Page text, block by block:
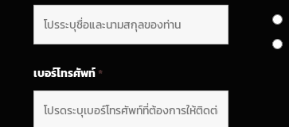
เบอร์โทรศัพท์*